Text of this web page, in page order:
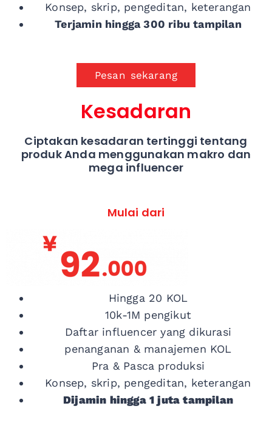
Konsep, skrip, pengeditan, keterangan
Terjamin hingga 300 ribu tampilan
Pesan sekarang
Kesadaran
Ciptakan kesadaran tertinggi tentang
produk Anda menggunakan makro dan
mega influencer
Mulai dari
Hingga 20 KOL
10k-1M pengikut
Daftar influencer yang dikurasi
penanganan & manajemen KOL
Pra & Pasca produksi
Konsep, skrip, pengeditan, keterangan
Dijamin hingga 1 juta tampilan